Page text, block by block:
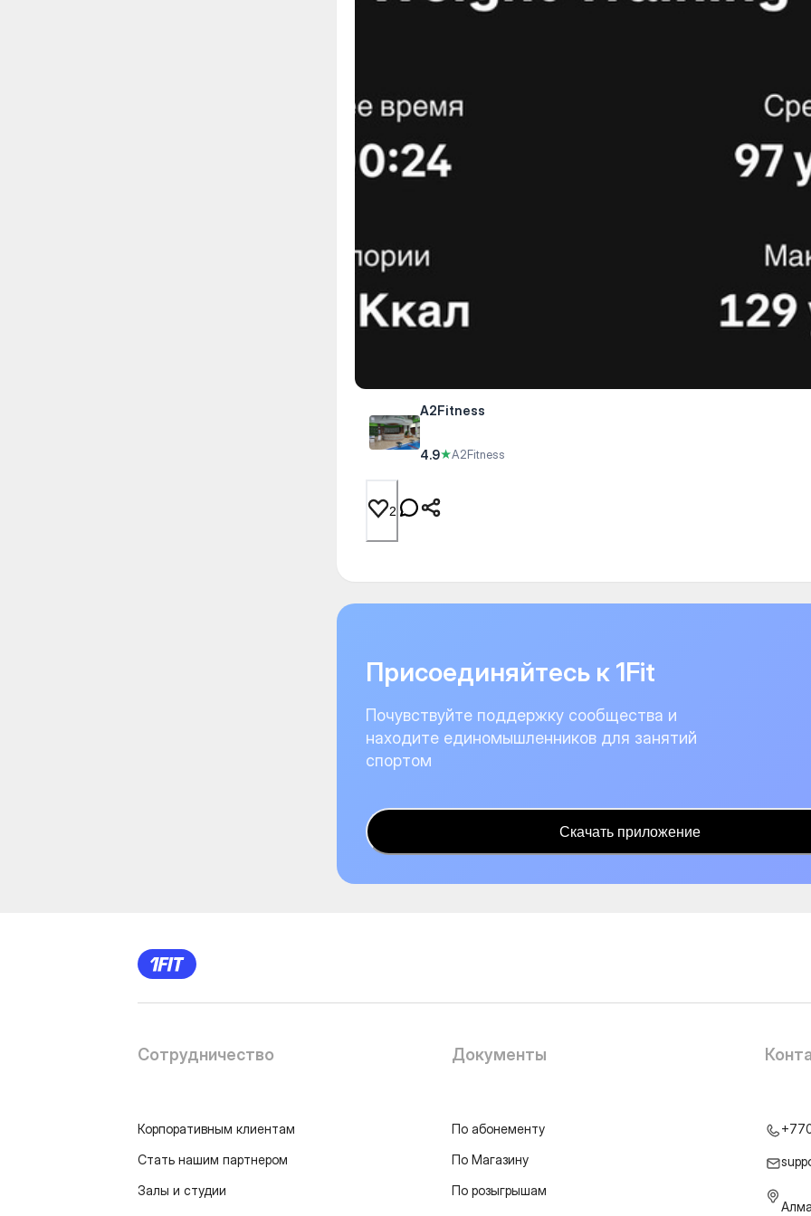
A2Fitness
4.9★A2Fitness
2
Присоединяйтесь к 1Fit
Почувствуйте поддержку сообщества и
находите единомышленников для занятий
спортом
Скачать приложение
Сотрудничество
Корпоративным клиентам
Стать нашим партнером
Залы и студии
Документы
По абонементу
По Магазину
По розыгрышам